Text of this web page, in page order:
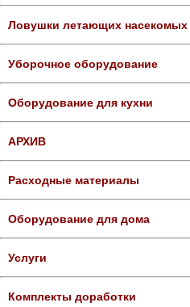
Ловушки летающих насекомых
Уборочное оборудование
Оборудование для кухни
АРХИВ
Расходные материалы
Оборудование для дома
Услуги
Комплекты доработки